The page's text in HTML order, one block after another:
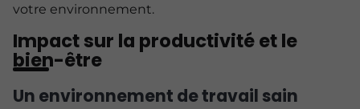
votre environnement.
Impact sur la productivité et le
bien-être
Un environnement de travail sain